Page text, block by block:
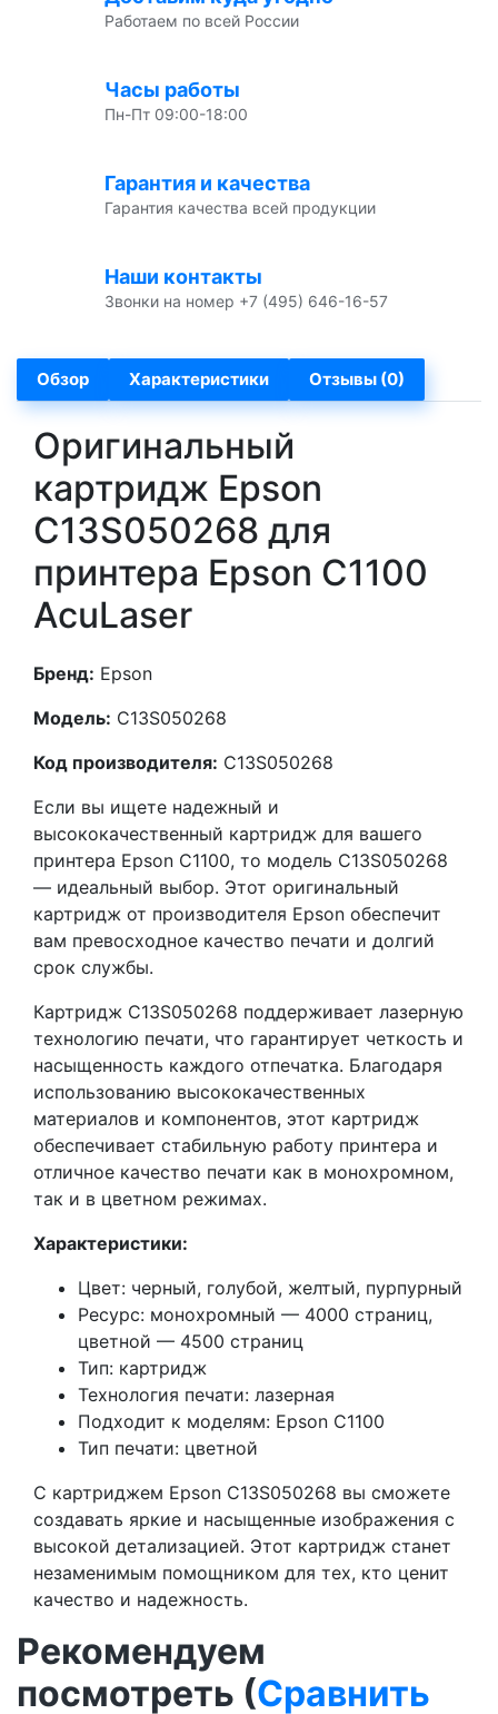
Работаем по всей России
Часы работы
Пн-Пт 09:00-18:00
Гарантия и качества
Гарантия качества всей продукции
Наши контакты
Звонки на номер +7 (495) 646-16-57
Обзор Характеристики Отзывы (0)
Оригинальный
картридж Epson
C13S050268 для
принтера Epson C1100
AcuLaser
Бренд: Epson
Модель: C13S050268
Код производителя: C13S050268
Если вы ищете надежный и
высококачественный картридж для вашего
принтера Epson C1100, то модель C13S050268
— идеальный выбор. Этот оригинальный
картридж от производителя Epson обеспечит
вам превосходное качество печати и долгий
срок службы.
Картридж C13S050268 поддерживает лазерную
технологию печати, что гарантирует четкость и
насыщенность каждого отпечатка. Благодаря
использованию высококачественных
материалов и компонентов, этот картридж
обеспечивает стабильную работу принтера и
отличное качество печати как в монохромном,
так и в цветном режимах.
Характеристики:
Цвет: черный, голубой, желтый, пурпурный
Ресурс: монохромный — 4000 страниц,
цветной — 4500 страниц
Тип: картридж
Технология печати: лазерная
Подходит к моделям: Epson C1100
Тип печати: цветной
С картриджем Epson C13S050268 вы сможете
создавать яркие и насыщенные изображения с
высокой детализацией. Этот картридж станет
незаменимым помощником для тех, кто ценит
качество и надежность.
Рекомендуем
посмотреть (Сравнить